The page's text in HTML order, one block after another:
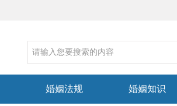
婚姻法规 婚姻知识